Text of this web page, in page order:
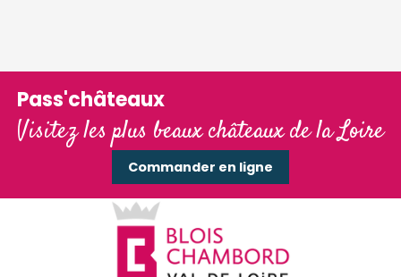
Pass'châteaux
Visitez les plus beaux châteaux de la Loire
Commander en ligne